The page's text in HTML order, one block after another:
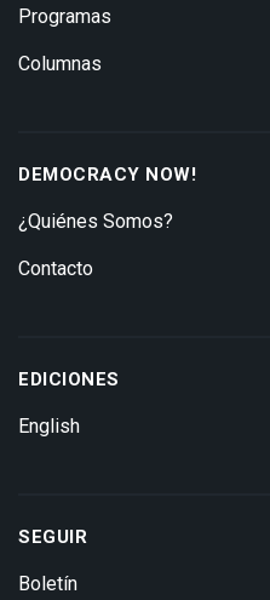
Programas
Columnas
DEMOCRACY NOW!
¿Quiénes Somos?
Contacto
EDICIONES
English
SEGUIR
Boletín